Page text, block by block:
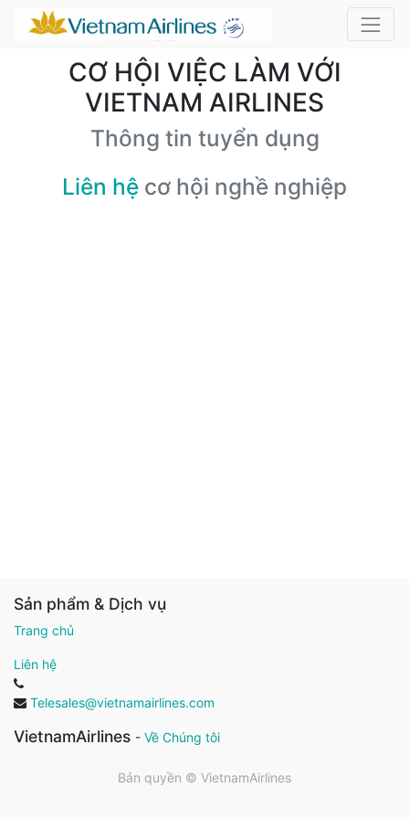
CƠ HỘI VIỆC LÀM VỚI
VIETNAM AIRLINES
Thông tin tuyển dụng
Liên hệ cơ hội nghề nghiệp
Sản phẩm & Dịch vụ
Trang chủ
Liên hệ
Telesales@vietnamairlines.com
VietnamAirlines - Về Chúng tôi
Bản quyền © VietnamAirlines